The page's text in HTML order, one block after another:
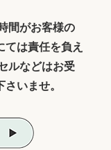
間がお客様の
ては責任を負え
ルなどはお受
いませ。